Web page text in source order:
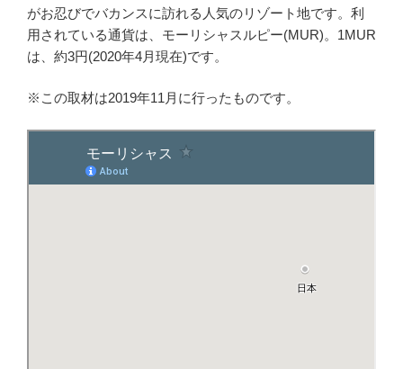
がお忍びでバカンスに訪れる人気のリゾート地です。利
用されている通貨は、モーリシャスルピー(MUR)。1MUR
は、約3円(2020年4月現在)です。
※この取材は2019年11月に行ったものです。